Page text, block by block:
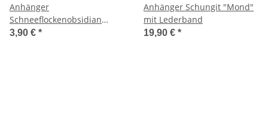
Anhänger
Schneeflockenobsidian
"Rechteck"
3,90 € *
Anhänger Schungit "Mond"
mit Lederband
19,90 € *